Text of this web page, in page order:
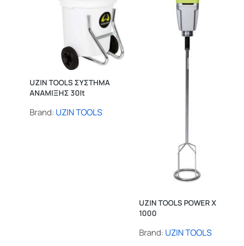
UZIN TOOLS ΣΥΣΤΗΜΑ
ΑΝΑΜΙΞΗΣ 30lt
Brand: UZIN TOOLS
UZIN TOOLS POWER X
1000
Brand: UZIN TOOLS